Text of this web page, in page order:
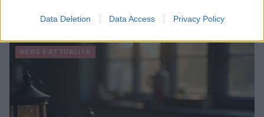
Data Deletion Data Access Privacy Policy
tra carburanti, spiagge e incendi
Matteo Pellegrino · 25 Lug 2026
NEWS E ATTUALITÀ